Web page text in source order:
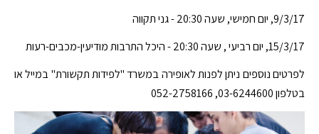
9/3/17, יום חמישי, שעה 20:30 - גני תקווה
15/3/17, יום רביעי , שעה 20:30 - היכל התרבות מודיעין-מכבים-רעות
לפרטים נוספים ניתן לפנות לאופירה במשרד "לפידות תקשורת" במייל או
בטלפון 03-6244600, 052-2758166